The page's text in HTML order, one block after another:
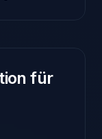
für